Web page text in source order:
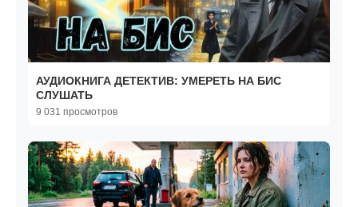
АУДИОКНИГА ДЕТЕКТИВ: УМЕРЕТЬ НА БИС
СЛУШАТЬ
9 031 просмотров